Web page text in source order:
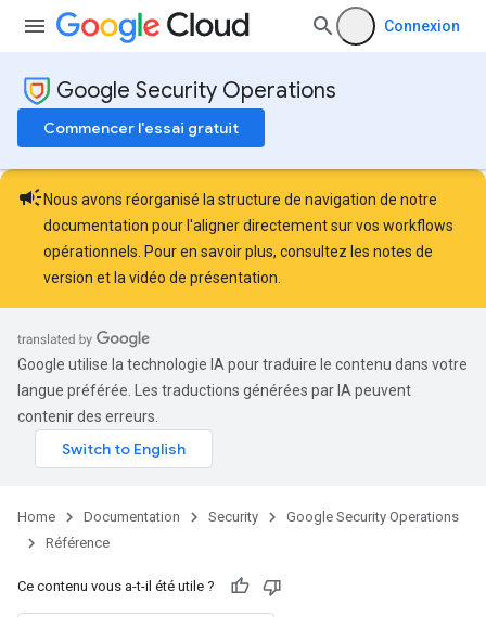
Connexion
Google Security Operations
Commencer l'essai gratuit
campaign Nous avons réorganisé la structure de navigation de notre
documentation pour l'aligner directement sur vos workflows
opérationnels. Pour en savoir plus, consultez les notes de
version et la vidéo de présentation
Google utilise la technologie IA pour traduire le contenu dans votre
langue préférée. Les traductions générées par IA peuvent
contenir des erreurs.
Home Documentation Security
Google Security Operations
Référence
Ce contenu vous a-t-il été utile ?